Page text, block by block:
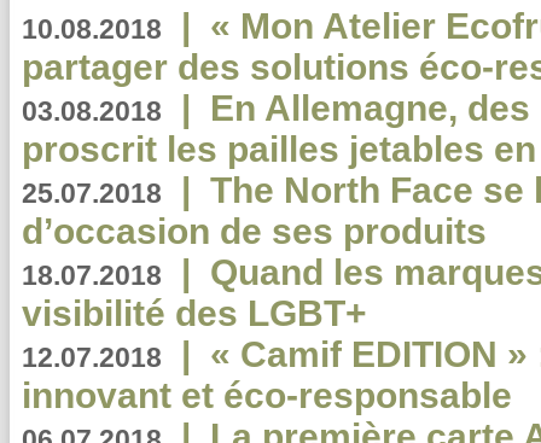
10.08.2018 | « Mon Atelier
partager des solutions éco-
03.08.2018 | En Allemagne,
proscrit les pailles jetables
25.07.2018 | The North Face se
d’occasion de ses produits
18.07.2018 | Quand les
visibilité des LGBT+
12.07.2018 | « Camif EDITION
innovant et éco-responsable